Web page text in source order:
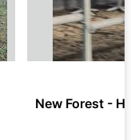
New Forest -